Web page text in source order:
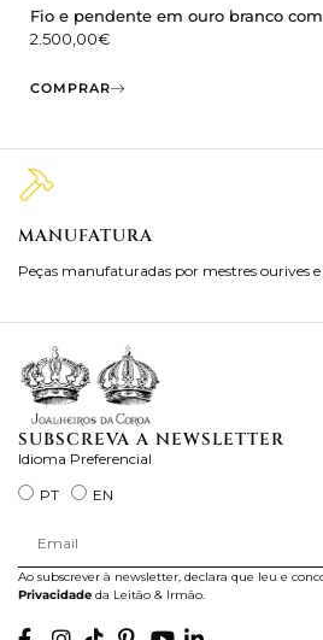
Fio e pendente em ouro branco
2.500,00€
COMPRAR
MANUFATURA
Peças manufaturadas por mestres ourives e
SUBSCREVA A NEWSLETTER
Idioma Preferencial
PT
EN
Ao subscrever à newsletter, declara que leu e
Privacidade da Leitão & Irmão.